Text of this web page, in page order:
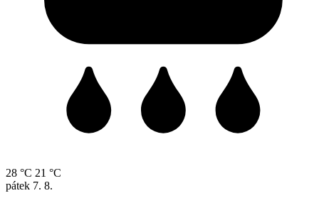
28 °C 21 °C
pátek 7. 8.